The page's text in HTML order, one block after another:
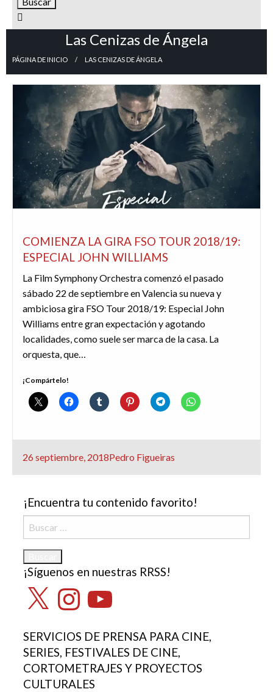
Las Cenizas de Ángela
PÁGINA DE INICIO LAS CENIZAS DE ÁNGELA
COMIENZA LA GIRA FSO TOUR 2018/19:
ESPECIAL JOHN WILLIAMS
La Film Symphony Orchestra comenzó el pasado
sábado 22 de septiembre en Valencia su nueva y
ambiciosa gira FSO Tour 2018/19: Especial John
Williams entre gran expectación y agotando
localidades, como suele ser marca de la casa. La
orquesta, que…
¡Compártelo!
Publicado
26 septiembre, 2018Pedro Figueiras
¡Encuentra tu contenido favorito!
Buscar:
¡Síguenos en nuestras RRSS!
X InstagramYouTube
SERVICIOS DE PRENSA PARA CINE,
SERIES, FESTIVALES DE CINE,
CORTOMETRAJES Y PROYECTOS
CULTURALES